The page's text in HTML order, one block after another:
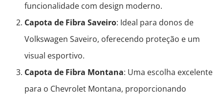
funcionalidade com design moderno.
Capota de Fibra Saveiro: Ideal para donos de
Volkswagen Saveiro, oferecendo proteção e um
visual esportivo.
Capota de Fibra Montana: Uma escolha excelente
para o Chevrolet Montana, proporcionando